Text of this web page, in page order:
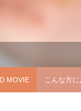
ラー剤
MOVIE こんな方